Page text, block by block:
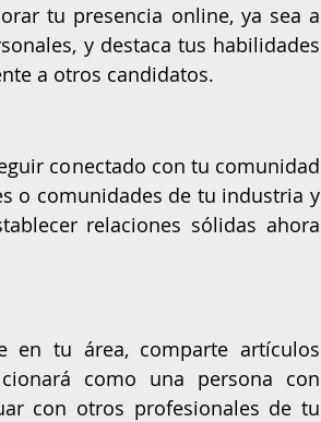
tu presencia online, ya sea a
y destaca tus habilidades
a otros candidatos.
conectado con tu comunidad
o comunidades de tu industria y
relaciones sólidas ahora
en tu área, comparte artículos
como una persona con
con otros profesionales de tu